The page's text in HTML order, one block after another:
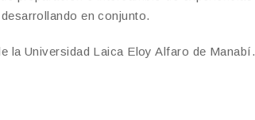
en conjunto.
la Universidad Laica Eloy Alfaro de Manabí.